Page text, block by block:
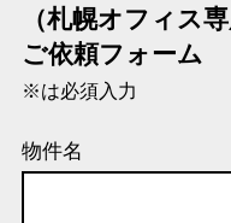
（札幌オフィス専
ご依頼フォーム
※は必須入力
物件名